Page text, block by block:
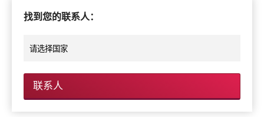
找到您的联系人：
联系人